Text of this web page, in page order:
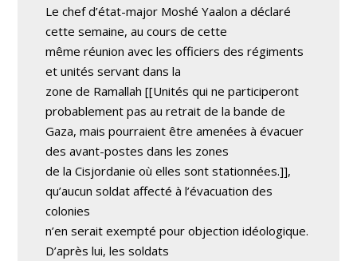
Le chef d’état-major Moshé Yaalon a déclaré
cette semaine, au cours de cette
même réunion avec les officiers des régiments
et unités servant dans la
zone de Ramallah [[Unités qui ne participeront
probablement pas au retrait de la bande de
Gaza, mais pourraient être amenées à évacuer
des avant-postes dans les zones
de la Cisjordanie où elles sont stationnées.]],
qu’aucun soldat affecté à l’évacuation des
colonies
n’en serait exempté pour objection idéologique.
D’après lui, les soldats